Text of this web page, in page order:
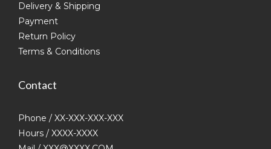
Delivery & Shipping
Payment
Return Policy
Terms & Conditions
Contact
Phone / XX-XXX-XXX-XXX
Hours / XXXX-XXXX